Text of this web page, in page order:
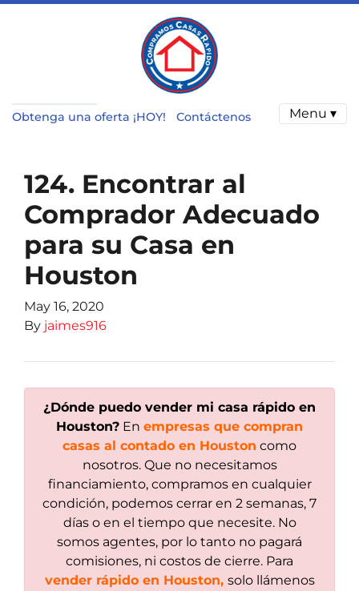
Obtenga una oferta ¡HOY! Contáctenos Menu ▾
124. Encontrar al
Comprador Adecuado
para su Casa en
Houston
May 16, 2020
By jaimes916
¿Dónde puedo vender mi casa rápido en
Houston? En empresas que compran
casas al contado en Houston como
nosotros. Que no necesitamos
financiamiento, compramos en cualquier
condición, podemos cerrar en 2 semanas, 7
días o en el tiempo que necesite. No
somos agentes, por lo tanto no pagará
comisiones, ni costos de cierre. Para
vender rápido en Houston, solo llámenos